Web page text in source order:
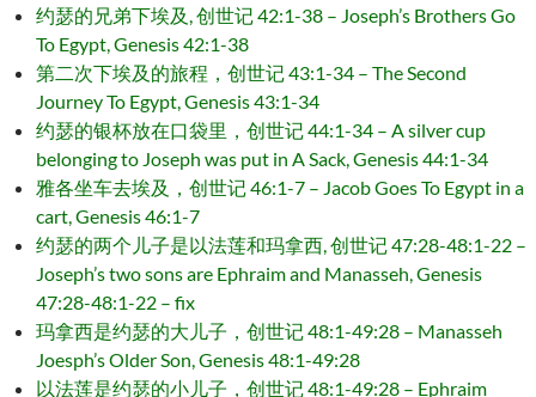
约瑟的兄弟下埃及, 创世记 42:1-38 – Joseph’s Brothers Go
To Egypt, Genesis 42:1-38
第二次下埃及的旅程，创世记 43:1-34 – The Second
Journey To Egypt, Genesis 43:1-34
约瑟的银杯放在口袋里，创世记 44:1-34 – A silver cup
belonging to Joseph was put in A Sack, Genesis 44:1-34
雅各坐车去埃及，创世记 46:1-7 – Jacob Goes To Egypt in a
cart, Genesis 46:1-7
约瑟的两个儿子是以法莲和玛拿西, 创世记 47:28-48:1-22 –
Joseph’s two sons are Ephraim and Manasseh, Genesis
47:28-48:1-22 – fix
玛拿西是约瑟的大儿子，创世记 48:1-49:28 – Manasseh
Joesph’s Older Son, Genesis 48:1-49:28
以法莲是约瑟的小儿子，创世记 48:1-49:28 – Ephraim